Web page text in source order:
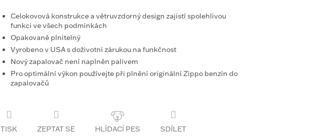
Celokovová konstrukce a větruvzdorný design zajistí spolehlivou
funkci ve všech podmínkách
Opakovaně plnitelný
Vyrobeno v USA s doživotní zárukou na funkčnost
Nový zapalovač není naplněn palivem
Pro optimální výkon používejte při plnění originální Zippo benzín do
zapalovačů
TISK ZEPTAT SE SDÍLET